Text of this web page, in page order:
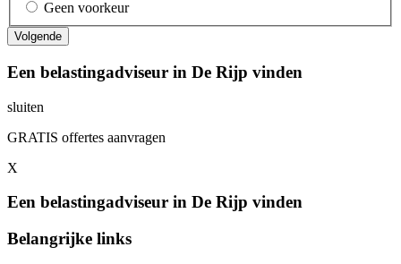
Geen voorkeur
Een belastingadviseur in De Rijp vinden
sluiten
GRATIS offertes aanvragen
X
Een belastingadviseur in De Rijp vinden
Belangrijke links